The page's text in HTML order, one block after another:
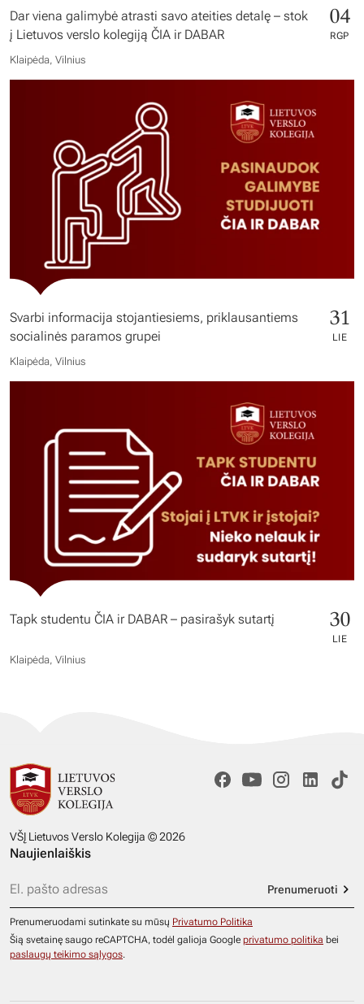
Dar viena galimybė atrasti savo ateities detalę – stok
į Lietuvos verslo kolegiją ČIA ir DABAR
04
RGP
Klaipėda, Vilnius
Svarbi informacija stojantiesiems, priklausantiems
socialinės paramos grupei
31
LIE
Klaipėda, Vilnius
Tapk studentu ČIA ir DABAR – pasirašyk sutartį 30
LIE
Klaipėda, Vilnius
VŠĮ Lietuvos Verslo Kolegija © 2026
Naujienlaiškis
Prenumeruoti
Prenumeruodami sutinkate su mūsų Privatumo Politika
Šią svetainę saugo reCAPTCHA, todėl galioja Google privatumo politika bei
paslaugų teikimo sąlygos.